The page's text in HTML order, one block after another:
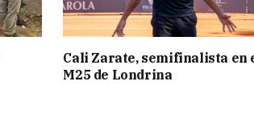
Cali Zarate, semifinalista en
M25 de Londrina